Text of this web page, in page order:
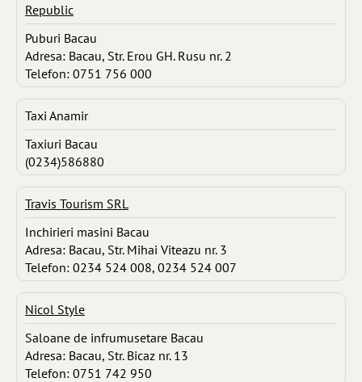
Republic
Puburi Bacau
Adresa: Bacau, Str. Erou GH. Rusu nr. 2
Telefon: 0751 756 000
Taxi Anamir
Taxiuri Bacau
(0234)586880
Travis Tourism SRL
Inchirieri masini Bacau
Adresa: Bacau, Str. Mihai Viteazu nr. 3
Telefon: 0234 524 008, 0234 524 007
Nicol Style
Saloane de infrumusetare Bacau
Adresa: Bacau, Str. Bicaz nr. 13
Telefon: 0751 742 950